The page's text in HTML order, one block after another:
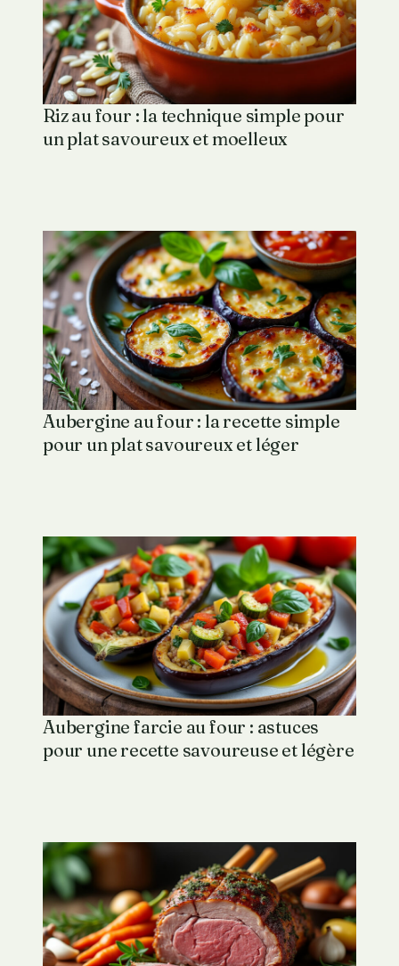
Riz au four : la technique simple pour
un plat savoureux et moelleux
Aubergine au four : la recette simple
pour un plat savoureux et léger
Aubergine farcie au four : astuces
pour une recette savoureuse et légère